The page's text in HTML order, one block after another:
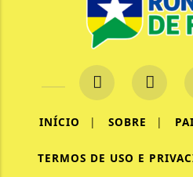
INÍCIO | SOBRE |
TERMOS DE USO E
Termos de Uso e